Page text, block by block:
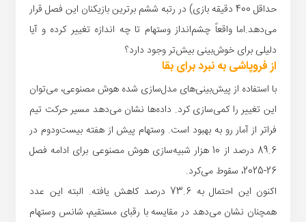
حداقل 400 دقیقه بازی) در رتبه ششم برترین بازیکنان این فصل قرار
می‌دهد.اما واقعاً چشم‌انداز وستهام تا چه اندازه تغییر کرده و آیا
دلیلی برای خوش‌بینی بیش‌تر وجود دارد؟
از فروپاشی به نبرد برای بقا
با استفاده از پیش‌بینی‌های مدل‌سازی شده هوش مصنوعی، می‌توان
این تغییر را کمی‌سازی کرد. داده‌ها نشان می‌دهد مسیر حرکت تیم
فراتر از آمار رو به بهبود است. وستهام پیش از هفته بیست‌ودوم در
89.6 درصد از 10 هزار شبیه‌سازی هوش مصنوعی برای ادامه فصل
26-2025، سقوط می‌کرد.
اکنون این احتمال به 73.6 درصد کاهش یافته. البته این عدد
همچنان نشان می‌دهد در مقایسه با رقبای مستقیم، شانس وستهام